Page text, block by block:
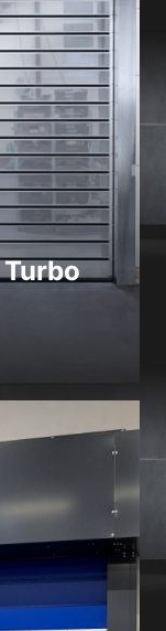
Znak firmowy